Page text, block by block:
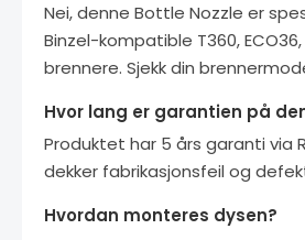
Nei, denne Bottle Nozzle er
Binzel-kompatible T360, ECO36,
brennere. Sjekk din
Hvor lang er garantien på
Produktet har 5 års garanti via
dekker fabrikasjonsfeil og
Hvordan monteres dysen?